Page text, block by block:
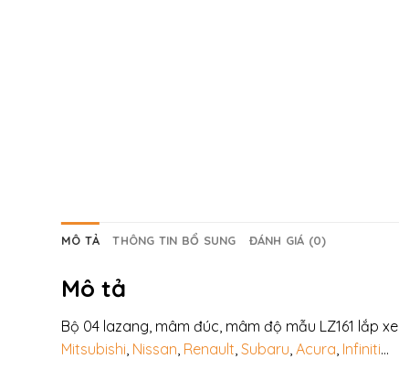
MÔ TẢ THÔNG TIN BỔ SUNG ĐÁNH GIÁ (0)
Mô tả
Bộ 04 lazang, mâm đúc, mâm độ mẫu LZ161 lắp xe
Mitsubishi Nissan Renault Subaru Acura Infiniti…